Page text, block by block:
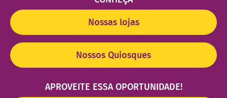
Nossas lojas
Nossos Quiosques
APROVEITE ESSA OPORTUNIDADE!